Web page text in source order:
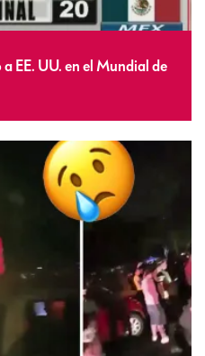
EE. UU. en el Mundial de